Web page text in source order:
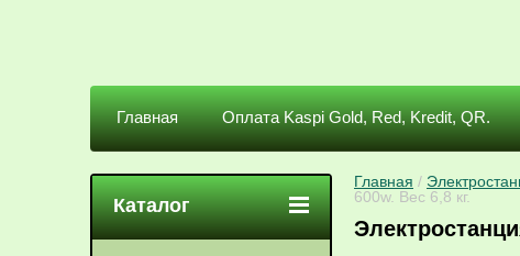
Главная Оплата Kaspi Gold, Red, Kredit, QR.
Главная /
600w. Вес 6,8 кг.
Каталог